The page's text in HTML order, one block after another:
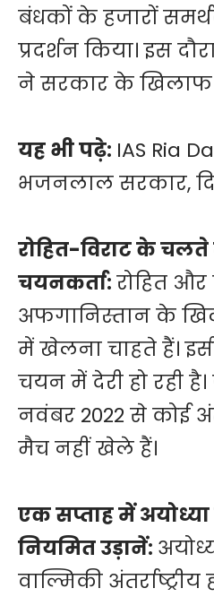
बंधकों के हजारों
प्रदर्शन किया। इस
ने सरकार के खिलाफ
यह भी पढ़े: IAS Ria
भजनलाल सरकार,
रोहित-विराट के
चयनकर्ता:रोहित और
अफगानिस्तान के
में खेलना चाहते हैं।
चयन में देरी हो रही
नवंबर 2022 से कोई
मैच नहीं खेले हैं।
एक सप्ताह में अयोध्या
नियमित उड़ानें:
वाल्मिकी अंतर्राष्ट्रीय